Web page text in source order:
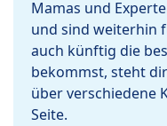
Mamas und
und sind weiterhin
auch künftig die
bekommst, steht
über verschiedene
Seite.